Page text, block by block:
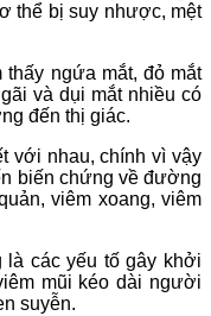
thể bị suy nhược, mệt
ngứa mắt, đỏ mắt
và dụi mắt nhiều có
đến thị giác.
với nhau, chính vì vậy
biến chứng về đường
viêm xoang, viêm
là các yếu tố gây khởi
mũi kéo dài người
suyễn.